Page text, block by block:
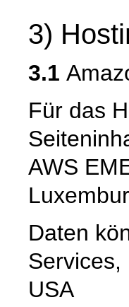
3)
3.1
Für das
AWS
Daten
Services,
USA